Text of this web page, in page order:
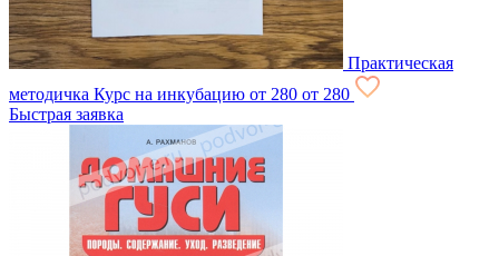
Практическая
методичка Курс на инкубацию от 280 от 280
Быстрая заявка